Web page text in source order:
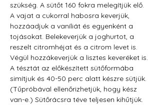
szükség. A sütőt 160 fokra melegítjük elő.
A vajat a cukorral habosra keverjük,
hozzáadjuk a vaníliát és egyenként a
tojásokat. Belekeverjük a joghurtot, a
reszelt citromhéjat és a citrom levet is.
Végül hozzákeverjük a lisztes keveréket is.
A tésztát az előkészített sütőformába
simítjuk és 40-50 perc alatt készre sütjük.
(Tűpróbával ellenőrizhetjük, hogy kész
van-e.) Sütőrácsra téve teljesen kihűtjük.